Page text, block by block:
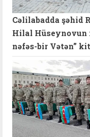
Cəlilabadda şəhid
Hilal Hüseynovun
nəfəs-bir Vətən”